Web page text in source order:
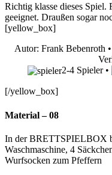
Richtig klasse dieses
geeignet. Draußen sogar
[yellow_box]
Autor: Frank Bebenroth
2-4 Spieler •
[/yellow_box]
Material – 08
In der BRETTSPIELBOX
Waschmaschine, 4
Wurfsocken zum Pfeffern